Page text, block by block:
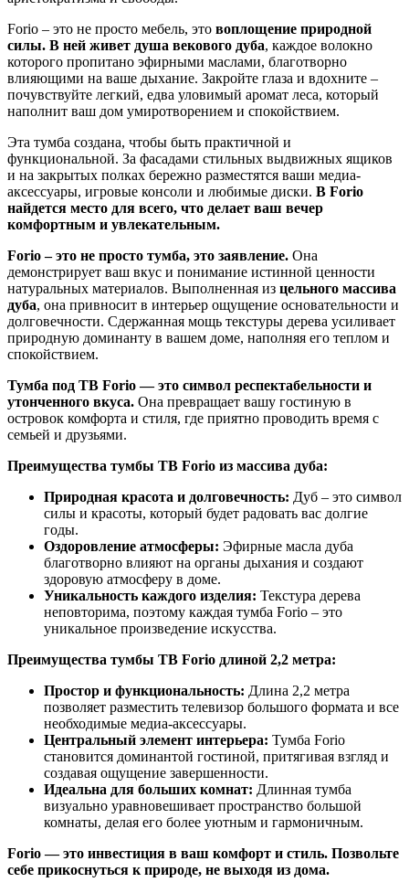
Forio – это не просто мебель, это воплощение природной
силы. В ней живет душа векового дуба, каждое волокно
которого пропитано эфирными маслами, благотворно
влияющими на ваше дыхание. Закройте глаза и вдохните –
почувствуйте легкий, едва уловимый аромат леса, который
наполнит ваш дом умиротворением и спокойствием.
Эта тумба создана, чтобы быть практичной и
функциональной. За фасадами стильных выдвижных ящиков
и на закрытых полках бережно разместятся ваши медиа-
аксессуары, игровые консоли и любимые диски. В Forio
найдется место для всего, что делает ваш вечер
комфортным и увлекательным.
Forio – это не просто тумба, это заявление. Она
демонстрирует ваш вкус и понимание истинной ценности
натуральных материалов. Выполненная из цельного массива
дуба, она привносит в интерьер ощущение основательности и
долговечности. Сдержанная мощь текстуры дерева усиливает
природную доминанту в вашем доме, наполняя его теплом и
спокойствием.
Тумба под ТВ Forio — это символ респектабельности и
утонченного вкуса. Она превращает вашу гостиную в
островок комфорта и стиля, где приятно проводить время с
семьей и друзьями.
Преимущества тумбы ТВ Forio из массива дуба:
Природная красота и долговечность: Дуб – это символ
силы и красоты, который будет радовать вас долгие
годы.
Оздоровление атмосферы: Эфирные масла дуба
благотворно влияют на органы дыхания и создают
здоровую атмосферу в доме.
Уникальность каждого изделия: Текстура дерева
неповторима, поэтому каждая тумба Forio – это
уникальное произведение искусства.
Преимущества тумбы ТВ Forio длиной 2,2 метра:
Простор и функциональность: Длина 2,2 метра
позволяет разместить телевизор большого формата и все
необходимые медиа-аксессуары.
Центральный элемент интерьера: Тумба Forio
становится доминантой гостиной, притягивая взгляд и
создавая ощущение завершенности.
Идеальна для больших комнат: Длинная тумба
визуально уравновешивает пространство большой
комнаты, делая его более уютным и гармоничным.
Forio — это инвестиция в ваш комфорт и стиль. Позвольте
себе прикоснуться к природе, не выходя из дома.